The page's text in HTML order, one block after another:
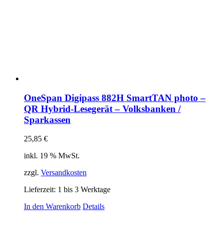
OneSpan Digipass 882H SmartTAN photo –
QR Hybrid-Lesegerät – Volksbanken /
Sparkassen
25,85 €
inkl. 19 % MwSt.
zzgl. Versandkosten
Lieferzeit: 1 bis 3 Werktage
In den Warenkorb Details